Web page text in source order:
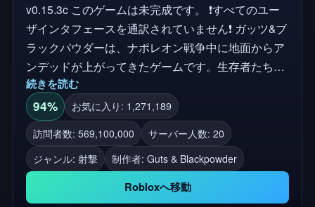
v0.15.3c このゲームは未完成です。 ❗すべてのユー
ザインタフェースを通訳されていません❗ ガッツ&ブ
ラックパウダーは、ナポレオン戦争中に地面からア
ンデッドが上がってきたゲームです。生存者たちは
群れに立ち向かわなければなりません。使う武器は
マスケットとサーベルだけです。 ゲームで利用して
る服装はDrLiveseyとOwerとMiscreantagentである
製造者です。ここで購入ことができます
https://www.roblox.com/groups/5466526/DrLiveseys
https://www.roblox.com/groups/33978264
https://www.roblox.com/groups/33800174 UGCアイテ
続きを読む
94%
お気に入り: 1,271,189
訪問者数: 569,100,000
サーバー人数: 20
ジャンル: 射撃
制作者: Guts & Blackpowder
Robloxへ移動